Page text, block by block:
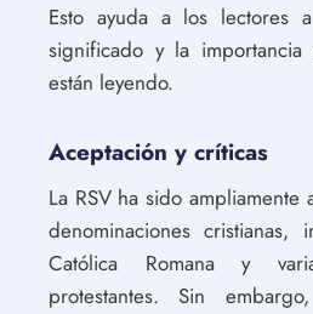
Esto ayuda a los lectores
significado y la
están leyendo.
Aceptación y críticas
La RSV ha sido ampliamente
denominaciones cristianas,
Católica Romana y
protestantes. Sin